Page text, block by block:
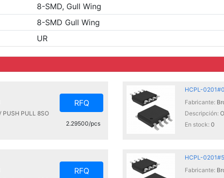
8-SMD, Gull Wing
8-SMD Gull Wing
UR
PUSH PULL 8SO
RFQ
2.29500/pcs
HCPL-
Fabricante:
Descripción:
En stock: 0
RFQ
HCPL-
Fabricante: